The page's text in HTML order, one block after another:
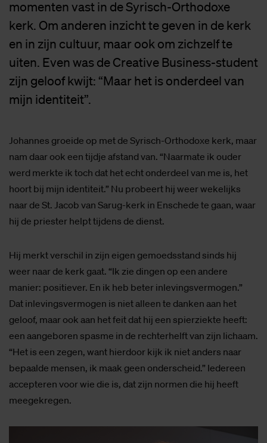
momenten vast in de Syrisch-Orthodoxe
kerk. Om anderen inzicht te geven in de kerk
en in zijn cultuur, maar ook om zichzelf te
uiten. Even was de Creative Business-student
zijn geloof kwijt: “Maar het is onderdeel van
mijn identiteit”.
Johannes groeide op met de Syrisch-Orthodoxe kerk, maar
nam daar ook een tijdje afstand van. “Naarmate ik ouder
werd merkte ik toch dat het echt onderdeel van me is, het
hoort bij mijn identiteit.” Nu probeert hij weer wekelijks
naar de St. Jacob van Sarug-kerk in Enschede te gaan, waar
hij de priester helpt tijdens de dienst.
Hij merkt verschil in zijn eigen gemoedsstand sinds hij
weer naar de kerk gaat. “Ik zie dingen op een andere
manier: positiever. En ik heb beter inlevingsvermogen.”
Dat inlevingsvermogen is niet alleen te danken aan het
geloof, maar ook aan het feit dat hij een spierziekte heeft:
een aangeboren spasme in de rechterhelft van zijn lichaam.
“Het is een zegen, want hierdoor kijk ik niet anders naar
bepaalde mensen, ik maak geen onderscheid.” Iedereen
accepteren voor wie die is, dat zijn normen die hij heeft
meegekregen.